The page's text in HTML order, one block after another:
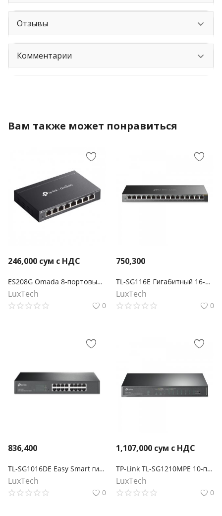
Отзывы
Комментарии
Вам также может понравиться
246,000 сум с НДС
ES208G Omada 8-портовый гигабитный Easy Managed коммутатор
LuxTech
0
750,300
TL-SG116E Гигабитный 16-портовый коммутатор
LuxTech
0
836,400
TL-SG1016DE Easy Smart гигабитный 16-портовый коммутатор
LuxTech
0
1,107,000 сум с НДС
TP-Link TL-SG1210MPE 10-портовый гигабитный Easy Smart Switch с 8 портами PoE+
LuxTech
0